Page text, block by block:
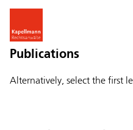
Publications
Alternatively, select the first